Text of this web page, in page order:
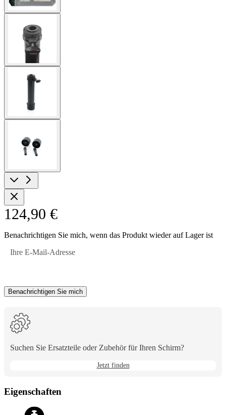
image
image
124,90 €
Benachrichtigen Sie mich, wenn das Produkt wieder auf Lager ist
Ihre E-Mail-Adresse
Benachrichtigen Sie mich
Suchen Sie Ersatzteile oder Zubehör für Ihren Schirm?
Jetzt finden
Eigenschaften